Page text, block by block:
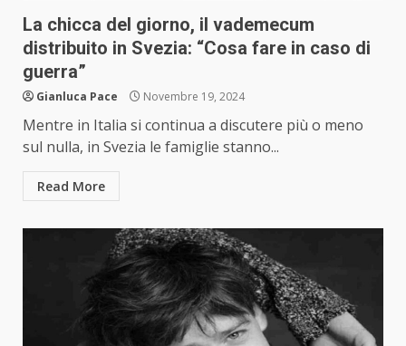
La chicca del giorno, il vademecum
distribuito in Svezia: “Cosa fare in caso di
guerra”
Gianluca Pace Novembre 19, 2024
Mentre in Italia si continua a discutere più o meno
sul nulla, in Svezia le famiglie stanno...
Read More